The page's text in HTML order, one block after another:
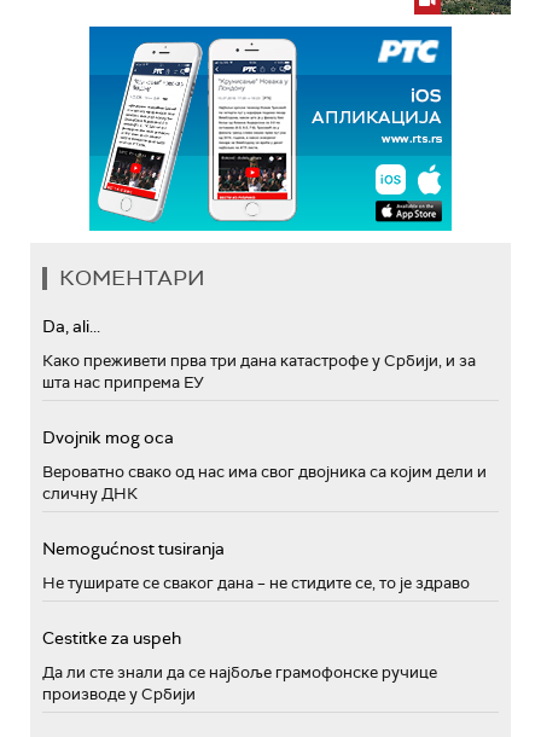
КОМЕНТАРИ
Da, ali...
Како преживети прва три дана катастрофе у Србији, и за
шта нас припрема ЕУ
Dvojnik mog oca
Вероватно свако од нас има свог двојника са којим дели и
сличну ДНК
Nemogućnost tusiranja
Не туширате се сваког дана – не стидите се, то је здраво
Cestitke za uspeh
Да ли сте знали да се најбоље грамофонске ручице
производе у Србији